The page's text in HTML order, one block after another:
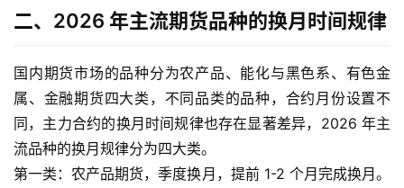
二、2026 年主流期货品种的换月时间规律
国内期货市场的品种分为农产品、能化与黑色系、有色金
属、金融期货四大类，不同品类的品种，合约月份设置不
同，主力合约的换月时间规律也存在显著差异，2026 年主
流品种的换月规律分为四大类。
第一类：农产品期货，季度换月，提前 1-2 个月完成换月。